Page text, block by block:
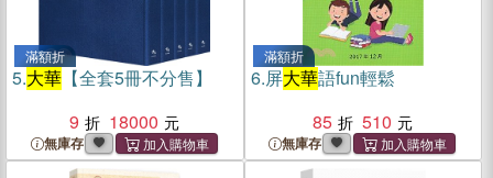
滿額折
5.大華 【全套5冊不分售】
9
18000
無庫存
滿額折
6.屏大華語fun輕鬆
85
510
無庫存